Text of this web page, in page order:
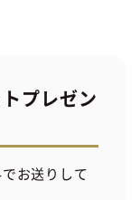
プレゼン
お送りして